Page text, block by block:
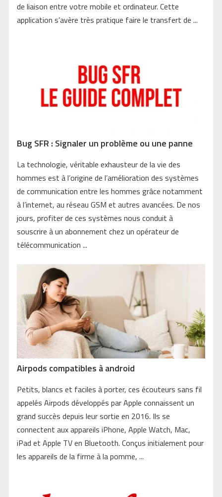
de liaison entre votre mobile et ordinateur. Cette
application s’avère très pratique faire le transfert de ...
Bug SFR : Signaler un problème ou une panne
La technologie, véritable exhausteur de la vie des
hommes est à l’origine de l’amélioration des systèmes
de communication entre les hommes grâce notamment
à l’internet, au réseau GSM et autres avancées. De nos
jours, profiter de ces systèmes nous conduit à
souscrire à un abonnement chez un opérateur de
télécommunication ...
Airpods compatibles à android
Petits, blancs et faciles à porter, ces écouteurs sans fil
appelés Airpods développés par Apple connaissent un
grand succès depuis leur sortie en 2016. Ils se
connectent aux appareils iPhone, Apple Watch, Mac,
iPad et Apple TV en Bluetooth. Conçus initialement pour
les appareils de la firme à la pomme, ...